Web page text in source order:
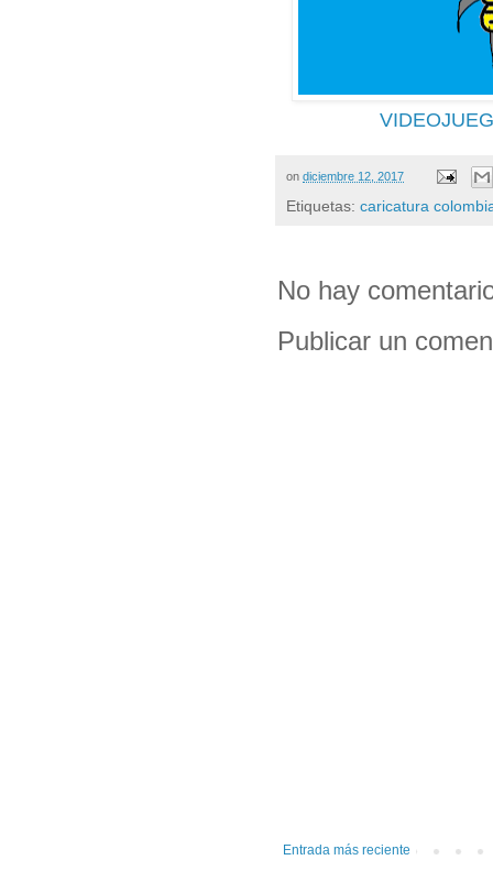
on diciembre 12, 2017
Etiquetas: caricatura
No hay
Publicar un
Entrada más reciente